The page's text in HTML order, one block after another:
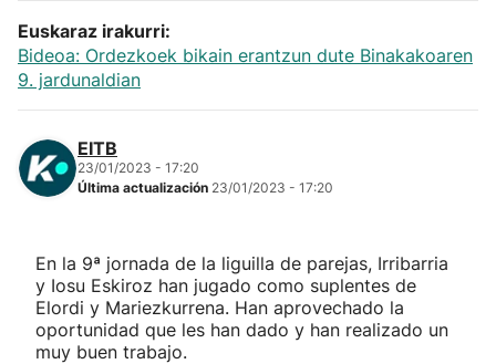
Atletismo
Carreras de montaña
Más deportes
Euskaraz irakurri:
Bideoa: Ordezkoek bikain erantzun dute Binakakoaren
9. jardunaldian
EITB
23/01/2023 - 17:20
Última actualización 23/01/2023 - 17:20
En la 9ª jornada de la liguilla de parejas, Irribarria
y Iosu Eskiroz han jugado como suplentes de
Elordi y Mariezkurrena. Han aprovechado la
oportunidad que les han dado y han realizado un
muy buen trabajo.